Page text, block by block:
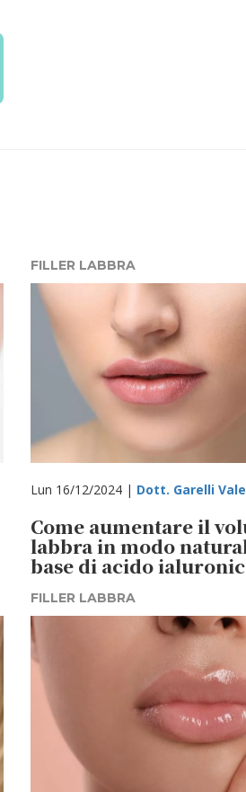
FILLER LABBRA
Lun 16/12/2024 | Dott. Garelli
Come aumentare il
labbra in modo
base di acido
FILLER LABBRA